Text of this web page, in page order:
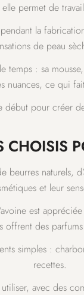
permet de
la
de peau
: sa
ce qui
pour créer
CHOISIS
naturels,
et leur
est
offrent des
simples :
recettes.
avec des